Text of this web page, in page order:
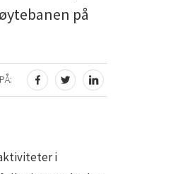
på
DEL PÅ FACEBOOK
DEL PÅ TWITTER
DEL PÅ LINKEDIN
i